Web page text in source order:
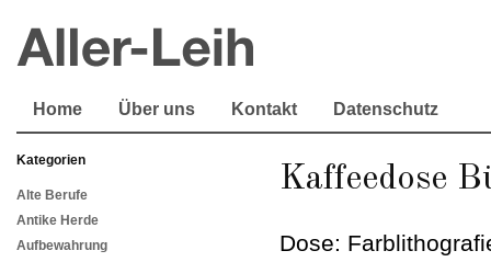
Home Über uns Kontakt Datenschutz
Kategorien
Alte Berufe
Antike Herde
Aufbewahrung
Kaffeedose
Dose: